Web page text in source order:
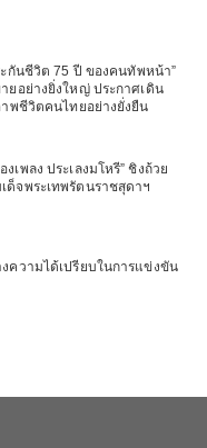
ะกันชีวิต 75 ปี ของคนทัพหน้า”
ยอย่างยิ่งใหญ่ ประกาศเดิน
พชีวิตคนไทยอย่างยั่งยืน
เพลง ประเลงมโหรี” ชิงถ้วย
ด็จพระเทพรัตนราชสุดาฯ
ความได้เปรียบในการแข่งขัน